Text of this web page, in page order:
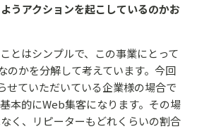
うアクションを起こしているのかお
とはシンプルで、この事業にとって
のかを分解して考えています。今回
せていただいている企業様の場合で
本的にWeb集客になります。その場
く、リピーターもどれくらいの割合